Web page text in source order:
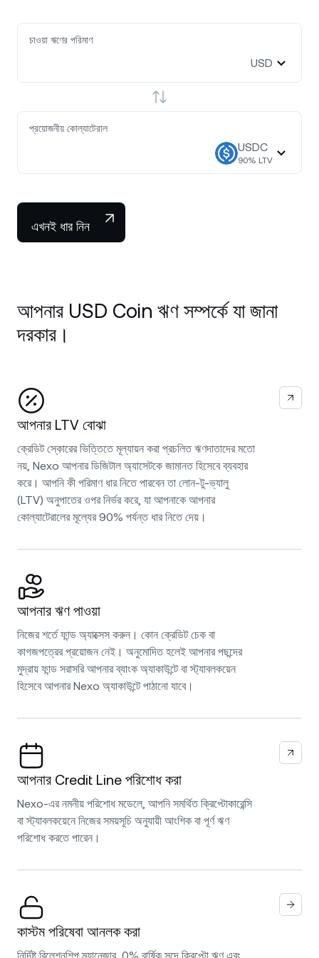
চাওয়া ঋণের পরিমাণ
USD
প্রয়োজনীয় কোল্যাটেরাল
USDC
90% LTV
এখনই ধার নিন
আপনার USD Coin ঋণ সম্পর্কে যা জানা
দরকার।
আপনার LTV বোঝা
ক্রেডিট স্কোরের ভিত্তিতে মূল্যায়ন করা প্রচলিত ঋণদাতাদের মতো
নয়, Nexo আপনার ডিজিটাল অ্যাসেটকে জামানত হিসেবে ব্যবহার
করে। আপনি কী পরিমাণ ধার নিতে পারবেন তা লোন-টু-ভ্যালু
(LTV) অনুপাতের ওপর নির্ভর করে, যা আপনাকে আপনার
কোল্যাটেরালের মূল্যের 90% পর্যন্ত ধার নিতে দেয়।
আপনার ঋণ পাওয়া
নিজের শর্তে ফান্ড অ্যাক্সেস করুন। কোন ক্রেডিট চেক বা
কাগজপত্রের প্রয়োজন নেই। অনুমোদিত হলেই আপনার পছন্দের
মুদ্রায় ফান্ড সরাসরি আপনার ব্যাংক অ্যাকাউন্টে বা স্ট্যাবলকয়েন
হিসেবে আপনার Nexo অ্যাকাউন্টে পাঠানো যাবে।
আপনার Credit Line পরিশোধ করা
Nexo-এর নমনীয় পরিশোধ মডেলে, আপনি সমর্থিত ক্রিপ্টোকারেন্সি
বা স্ট্যাবলকয়েনে নিজের সময়সূচি অনুযায়ী আংশিক বা পূর্ণ ঋণ
পরিশোধ করতে পারেন।
কাস্টম পরিষেবা আনলক করা